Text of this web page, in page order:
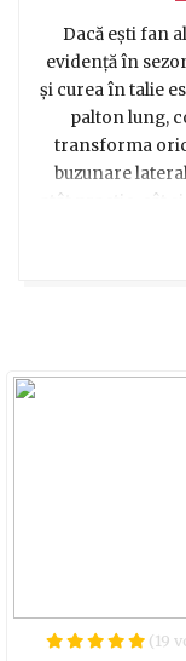
Dacă ești fan
evidență în
și curea în talie
palton lung,
transforma
buzunare
atât practic, cât
cu acest palton
pasionate de
(19